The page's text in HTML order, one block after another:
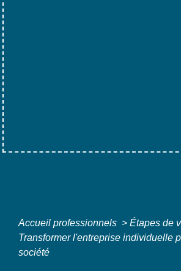
Accueil professionnels > Étapes de
Transformer l'entreprise individuelle
société